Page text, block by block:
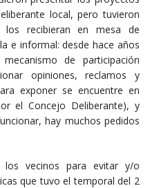
local, pero tuvieron
recibieran en mesa de
e informal: desde hace años
de participación
opiniones, reclamos y
exponer se encuentre en
el Concejo Deliberante), y
hay muchos pedidos
los vecinos para evitar y/o
que tuvo el temporal del 2